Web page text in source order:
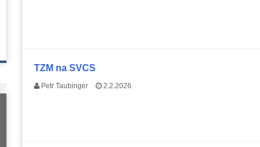
TZM na SVCS
Petr Taubinger 2.2.2026